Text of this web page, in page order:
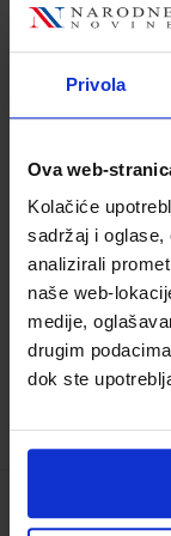
Privola
Ova web-
Kolačiće
sadržaj i oglase,
analizirali
naše web-
medije,
drugim
dok ste
UREDSKO
udžbenik
Autor(i):
Nakladnik:
broj
UREDSKO